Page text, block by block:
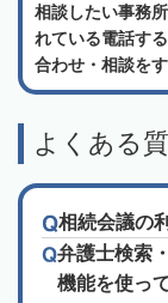
相談したい事務
れている電話す
合わせ・相談を
よくある
相続会議の
弁護士検索
機能を使っ